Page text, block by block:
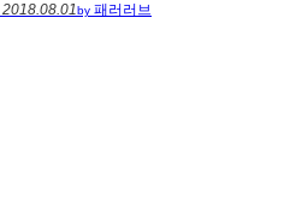
2018.08.01by 패러러브